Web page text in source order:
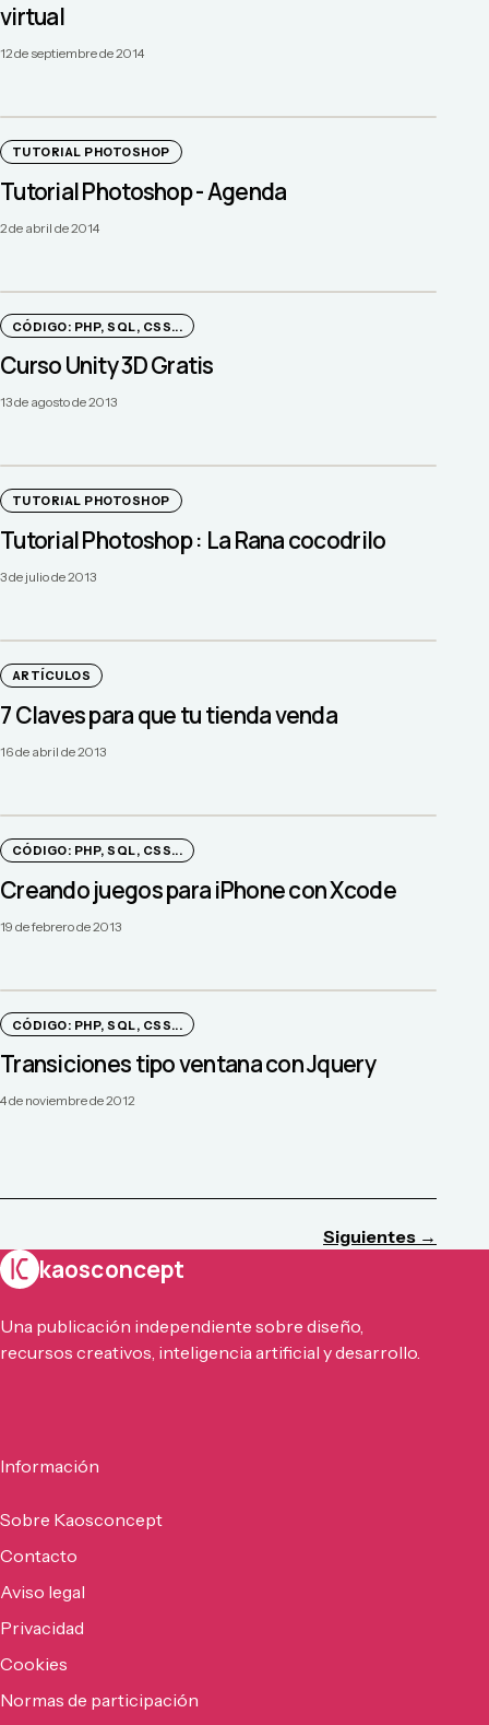
virtual
12 de septiembre de 2014
TUTORIAL PHOTOSHOP
Tutorial Photoshop - Agenda
2 de abril de 2014
CÓDIGO: PHP, SQL, CSS...
Curso Unity 3D Gratis
13 de agosto de 2013
TUTORIAL PHOTOSHOP
Tutorial Photoshop : La Rana cocodrilo
3 de julio de 2013
ARTÍCULOS
7 Claves para que tu tienda venda
16 de abril de 2013
CÓDIGO: PHP, SQL, CSS...
Creando juegos para iPhone con Xcode
19 de febrero de 2013
CÓDIGO: PHP, SQL, CSS...
Transiciones tipo ventana con Jquery
4 de noviembre de 2012
Siguientes →
kaosconcept
Una publicación independiente sobre diseño,
recursos creativos, inteligencia artificial y desarrollo.
Información
Sobre Kaosconcept
Contacto
Aviso legal
Privacidad
Cookies
Normas de participación